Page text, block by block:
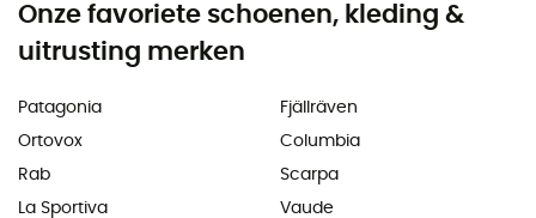
Onze favoriete schoenen, kleding &
uitrusting merken
Patagonia
Ortovox
Rab
La Sportiva
Fjällräven
Columbia
Scarpa
Vaude